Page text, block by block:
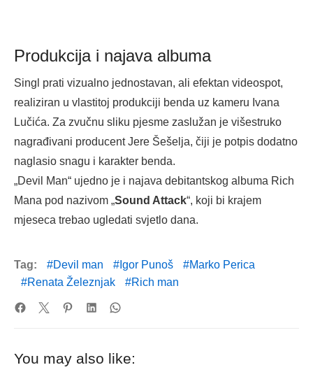
Produkcija i najava albuma
Singl prati vizualno jednostavan, ali efektan videospot,
realiziran u vlastitoj produkciji benda uz kameru Ivana
Lučića. Za zvučnu sliku pjesme zaslužan je višestruko
nagrađivani producent Jere Šešelja, čiji je potpis dodatno
naglasio snagu i karakter benda.
„Devil Man“ ujedno je i najava debitantskog albuma Rich
Mana pod nazivom „Sound Attack“, koji bi krajem
mjeseca trebao ugledati svjetlo dana.
Tag: Devil man Igor Punoš
Marko Perica
Renata Železnjak
Rich man
You may also like: